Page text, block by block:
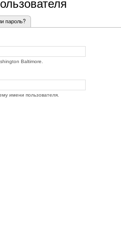
пароль?
Baltimore.
имени пользователя.